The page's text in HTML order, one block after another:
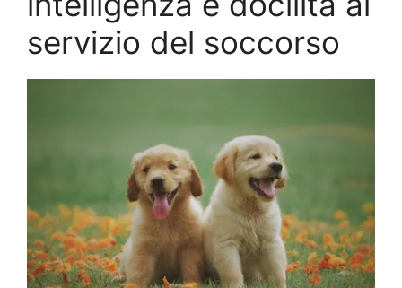
servizio del soccorso